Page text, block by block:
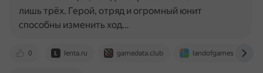
0 lenta.ru gamedata.club landofgames.ru
лишь трёх. Герой, отряд и огромный юнит
способны изменить ход…